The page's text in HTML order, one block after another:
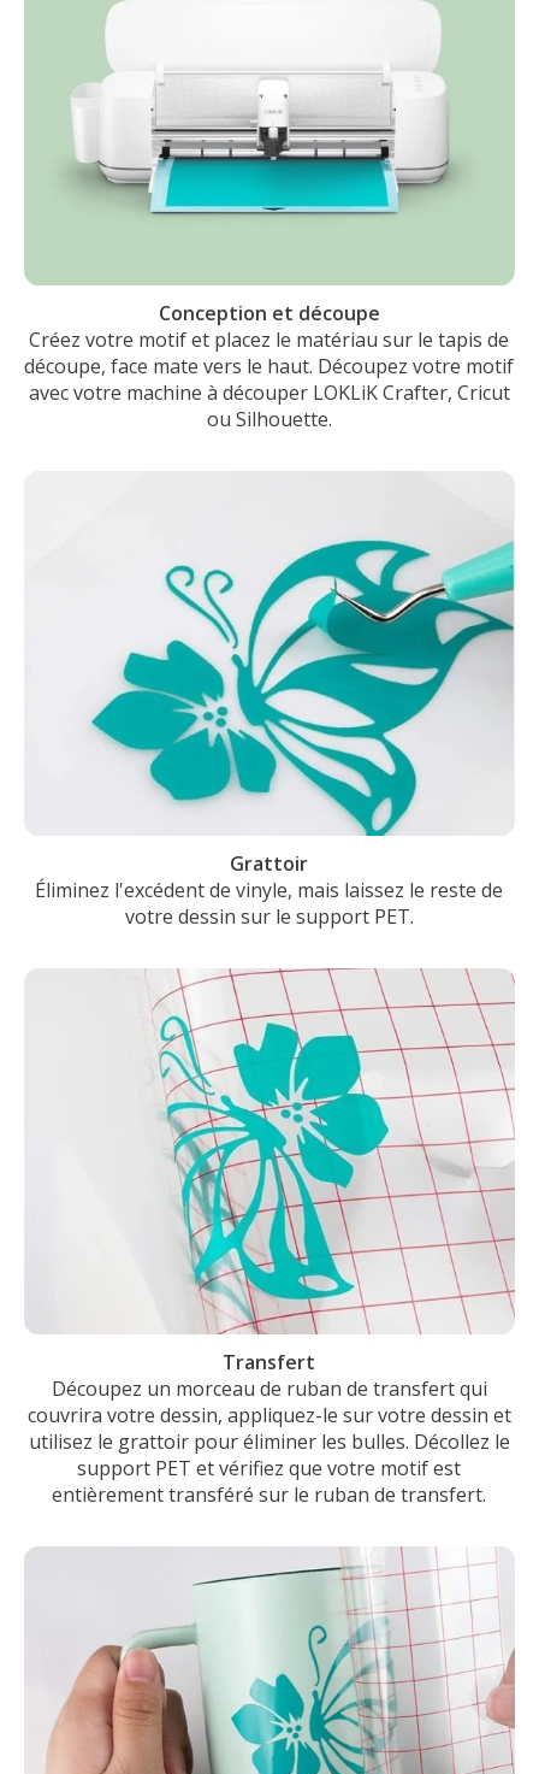
Conception et découpe
Créez votre motif et placez le matériau sur le tapis de
découpe, face mate vers le haut. Découpez votre motif
avec votre machine à découper LOKLiK Crafter, Cricut
ou Silhouette.
Grattoir
Éliminez l'excédent de vinyle, mais laissez le reste de
votre dessin sur le support PET.
Transfert
Découpez un morceau de ruban de transfert qui
couvrira votre dessin, appliquez-le sur votre dessin et
utilisez le grattoir pour éliminer les bulles. Décollez le
support PET et vérifiez que votre motif est
entièrement transféré sur le ruban de transfert.